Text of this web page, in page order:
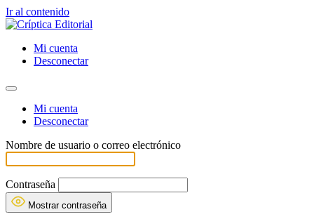
Ir al contenido
Mi cuenta
Desconectar
Mi cuenta
Desconectar
Nombre de usuario o correo electrónico
Contraseña
Mostrar contraseña